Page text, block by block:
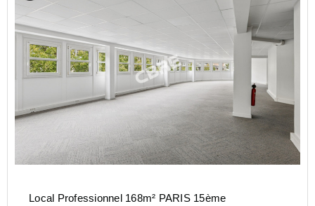
Local Professionnel 168m² PARIS 15ème